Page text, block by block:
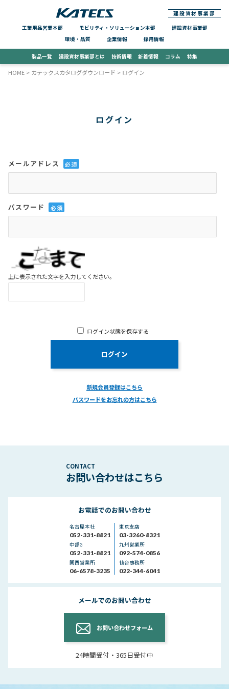
建設資材事業部
工業用品営業本部 モビリティ・ソリューション本部
建設資材事業部
環境・品質
企業情報 採用情報
製品一覧 建設資材事業部とは 技術情報 新着情報 コラム 特集
HOME > カテックスカタログダウンロード > ログイン
ログイン
メールアドレス
パスワード
上に表示された文字を入力してください。
ログイン状態を保存する
新規会員登録はこちら
パスワードをお忘れの方はこちら
お問い合わせはこちら
お電話でのお問い合わせ
名古屋本社
052-331-8821
中部G
052-331-8821
関西営業所
06-6578-3235
東京支店
03-3260-8321
九州営業所
092-574-0856
仙台事務所
022-344-6041
メールでのお問い合わせ
お問い合わせフォーム
24時間受付・365日受付中